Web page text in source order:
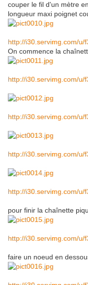
couper le fil d'un mètre
longueur maxi poignet
http://i30.servimg.com/u/
On commence la
http://i30.servimg.com/u/
http://i30.servimg.com/u/
http://i30.servimg.com/u/
http://i30.servimg.com/u/
pour finir la chaînette
http://i30.servimg.com/u/
faire un noeud en